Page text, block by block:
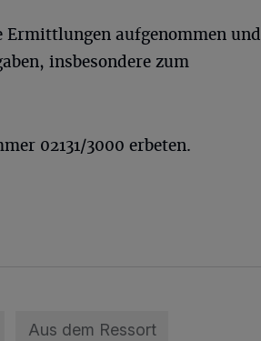
aufgenommen und
insbesondere zum
02131/3000 erbeten.
Aus dem Ressort